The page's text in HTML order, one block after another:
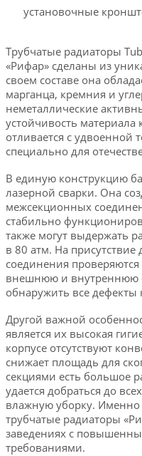
установочные
Трубчатые радиаторы
«Рифар» сделаны из
своем составе она
марганца, кремния и
неметаллические
устойчивость материала
отливается с
специально для
В единую конструкцию
лазерной сварки. Она
межсекционных
стабильно
также могут выдержать
в 80 атм. На
соединения
внешнюю и внутреннюю
обнаружить все дефекты
Другой важной
является их высокая
корпусе отсутствуют
снижает площадь для
секциями есть большое
удается добраться до
влажную уборку. Именно
трубчатые радиаторы
заведениях с
требованиями.